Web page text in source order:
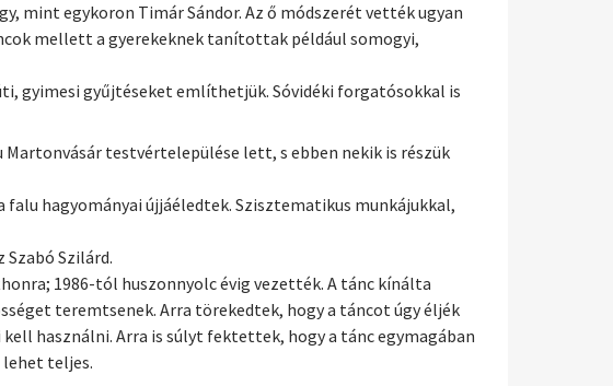
mint egykoron Timár Sándor. Az ő módszerét vették ugyan
mellett a gyerekeknek tanítottak például somogyi,
gyimesi gyűjtéseket említhetjük. Sóvidéki forgatósokkal is
testvértelepülése lett, s ebben nekik is részük
hagyományai újjáéledtek. Szisztematikus munkájukkal,
Szilárd.
1986-tól huszonnyolc évig vezették. A tánc kínálta
teremtsenek. Arra törekedtek, hogy a táncot úgy éljék
használni. Arra is súlyt fektettek, hogy a tánc egymagában
lehet teljes.